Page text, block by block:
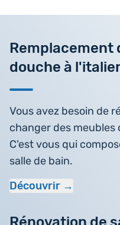
Remplacement
douche à
Vous avez besoin de
changer des meubles
C'est vous qui
salle de bain.
Découvrir